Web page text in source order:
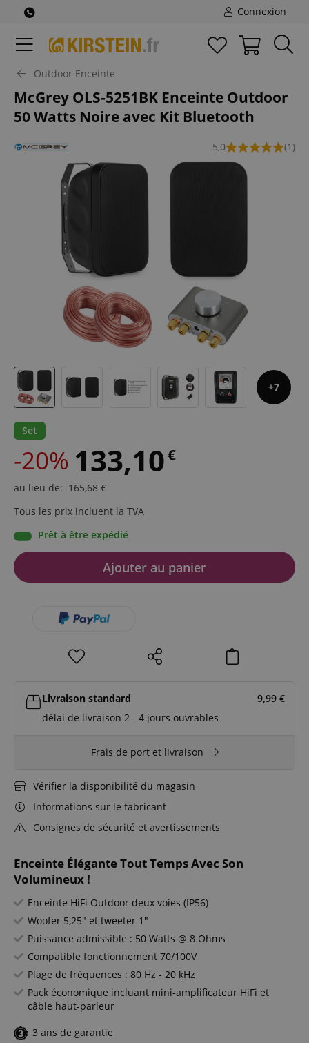
Connexion
Outdoor Enceinte
McGrey OLS-5251BK Enceinte Outdoor
50 Watts Noire avec Kit Bluetooth
5,0 (1)
7
Enceinte Élégante Tout Temps Avec Son
Volumineux !
Enceinte HiFi Outdoor deux voies (IP56)
Woofer 5,25" et tweeter 1"
Puissance admissible : 50 Watts @ 8 Ohms
Compatible fonctionnement 70/100V
Plage de fréquences : 80 Hz - 20 kHz
Pack économique incluant mini-amplificateur HiFi et
câble haut-parleur
3 ans de garantie
Set
-20% 133,10€
au lieu de: 165,68 €
Tous les prix incluent la TVA
Prêt à être expédié
Ajouter au panier
Livraison standard 9,99 €
délai de livraison 2 - 4 jours ouvrables
Frais de port et livraison
Vérifier la disponibilité du magasin
Informations sur le fabricant
Consignes de sécurité et avertissements